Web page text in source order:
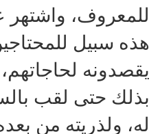
للمعروف، واشتهر
هذه سبيل
يقصدونه
بذلك حتى لقب
له، ولذريته من